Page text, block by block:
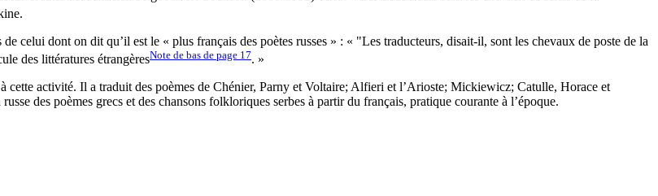
celui dont on dit qu’il est le « plus français des poètes russes » : « "Les traducteurs, disait-il, sont les chevaux de poste de la
des littératures étrangèresNote de bas de page 17. »
cette activité. Il a traduit des poèmes de Chénier, Parny et Voltaire; Alfieri et l’Arioste; Mickiewicz; Catulle, Horace et
des poèmes grecs et des chansons folkloriques serbes à partir du français, pratique courante à l’époque.